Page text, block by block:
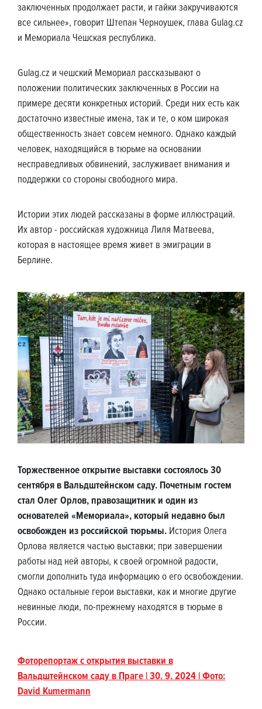
заключенных продолжает расти, и гайки закручиваются
все сильнее», говорит Штепан Черноушек, глава Gulag.cz
и Мемориала Чешская республика.
Gulag.cz и чешский Мемориал рассказывают о
положении политических заключенных в России на
примере десяти конкретных историй. Среди них есть как
достаточно известные имена, так и те, о ком широкая
общественность знает совсем немного. Однако каждый
человек, находящийся в тюрьме на основании
несправедливых обвинений, заслуживает внимания и
поддержки со стороны свободного мира.
Истории этих людей рассказаны в форме иллюстраций.
Их автор - российская художница Лиля Матвеева,
которая в настоящее время живет в эмиграции в
Берлине.
Торжественное открытие выставки состоялось 30
сентября в Вальдштейнском саду. Почетным гостем
стал Олег Орлов, правозащитник и один из
основателей «Мемориала», который недавно был
освобожден из российской тюрьмы. История Олега
Орлова является частью выставки; при завершении
работы над ней авторы, к своей огромной радости,
смогли дополнить туда информацию о его освобождении.
Однако остальные герои выставки, как и многие другие
невинные люди, по-прежнему находятся в тюрьме в
России.
Фоторепортаж с открытия выставки в
Вальдштейнском саду в Праге | 30. 9. 2024 | Фото:
David Kumermann